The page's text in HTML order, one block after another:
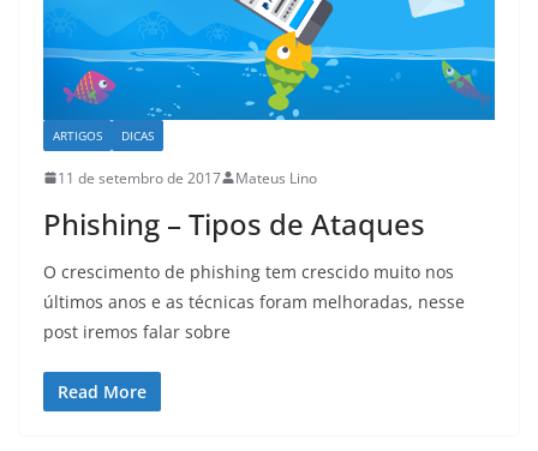
ARTIGOS DICAS
11 de setembro de 2017 Mateus Lino
Phishing – Tipos de Ataques
O crescimento de phishing tem crescido muito nos
últimos anos e as técnicas foram melhoradas, nesse
post iremos falar sobre
Read More